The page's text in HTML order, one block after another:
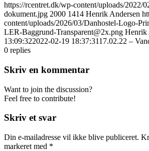
https://rcentret.dk/wp-content/uploads/2022/
dokument.jpg 2000 1414 Henrik Andersen
content/uploads/2026/03/Danhostel-Logo-
LER-Baggrund-Transparent@2x.png Henrik
13:09:322022-02-19 18:37:3117.02.22 –
0 replies
Skriv en kommentar
Want to join the discussion?
Feel free to contribute!
Skriv et svar
Din e-mailadresse vil ikke blive publiceret.
markeret med *